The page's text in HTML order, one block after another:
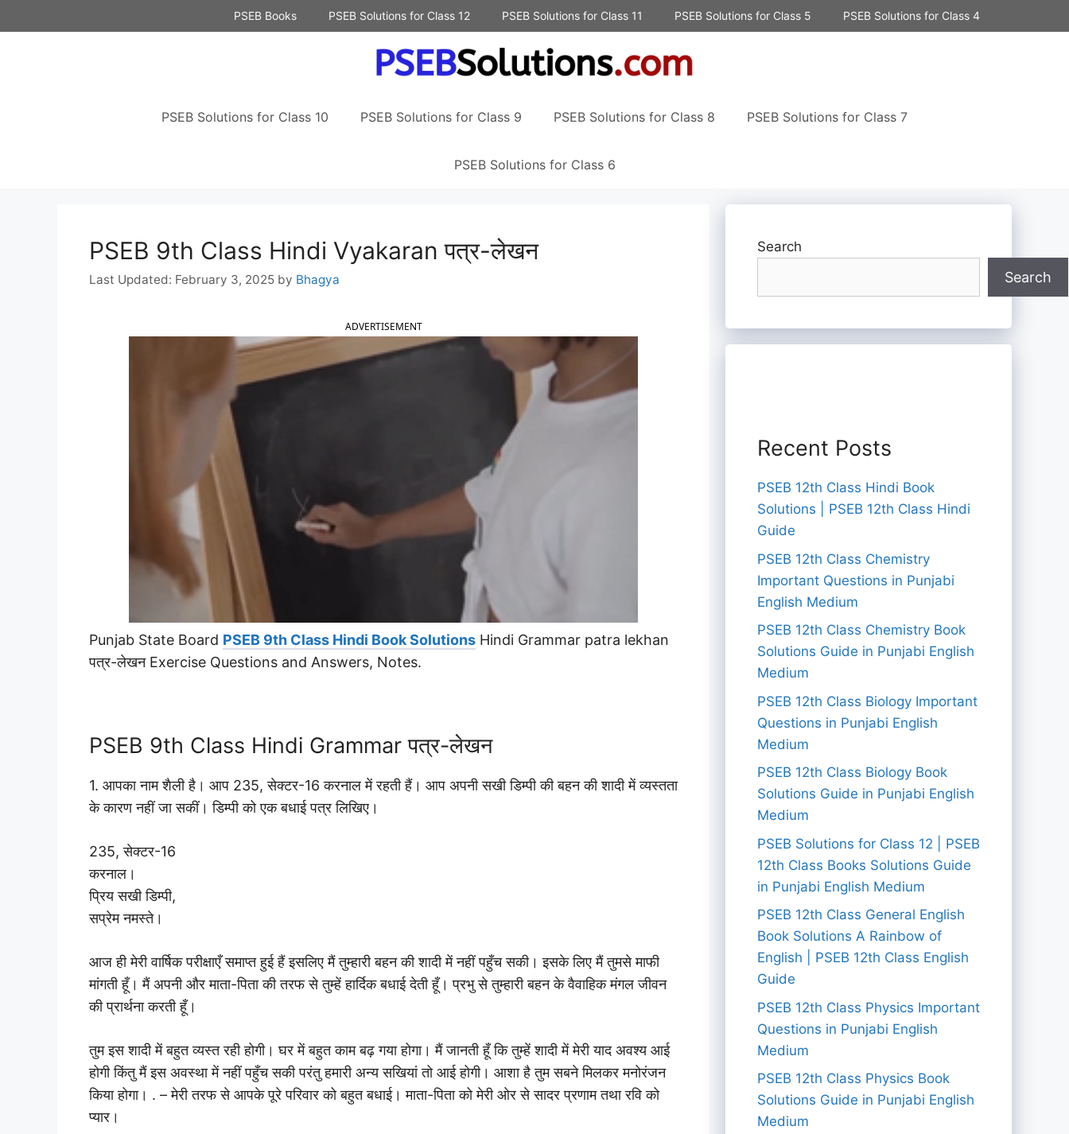
to
PSEB Books PSEB Solutions for Class 12 PSEB Solutions for Class 11 PSEB Solutions for Class 5 PSEB Solutions for Class 4
PSEB Solutions for Class 10 PSEB Solutions for Class 9 PSEB Solutions for Class 8 PSEB Solutions for Class 7
PSEB Solutions for Class 6
PSEB 9th Class Hindi Vyakaran पत्र-लेखन
February 3, 2025 by Bhagya
ADVERTISEMENT
Punjab State Board PSEB 9th Class Hindi Book Solutions Hindi Grammar patra lekhan
पत्र-लेखन Exercise Questions and Answers, Notes.
PSEB 9th Class Hindi Grammar पत्र-लेखन
1. आपका नाम शैली है। आप 235, सेक्टर-16 करनाल में रहती हैं। आप अपनी सखी डिम्पी की बहन की शादी में व्यस्तता
के कारण नहीं जा सकीं। डिम्पी को एक बधाई पत्र लिखिए।
235, सेक्टर-16
करनाल।
प्रिय सखी डिम्पी,
सप्रेम नमस्ते।
आज ही मेरी वार्षिक परीक्षाएँ समाप्त हुई हैं इसलिए मैं तुम्हारी बहन की शादी में नहीं पहुँच सकी। इसके लिए मैं तुमसे माफी
मांगती हूँ। मैं अपनी और माता-पिता की तरफ से तुम्हें हार्दिक बधाई देती हूँ। प्रभु से तुम्हारी बहन के वैवाहिक मंगल जीवन
की प्रार्थना करती हूँ।
तुम इस शादी में बहुत व्यस्त रही होगी। घर में बहुत काम बढ़ गया होगा। मैं जानती हूँ कि तुम्हें शादी में मेरी याद अवश्य आई
होगी किंतु मैं इस अवस्था में नहीं पहुँच सकी परंतु हमारी अन्य सखियां तो आई होगी। आशा है तुम सबने मिलकर मनोरंजन
किया होगा। . – मेरी तरफ से आपके पूरे परिवार को बहुत बधाई। माता-पिता को मेरी ओर से सादर प्रणाम तथा रवि को
प्यार।
Search
Search
Recent Posts
PSEB 12th Class Hindi Book
Solutions | PSEB 12th Class Hindi
Guide
PSEB 12th Class Chemistry
Important Questions in Punjabi
English Medium
PSEB 12th Class Chemistry Book
Solutions Guide in Punjabi English
Medium
PSEB 12th Class Biology Important
Questions in Punjabi English
Medium
PSEB 12th Class Biology Book
Solutions Guide in Punjabi English
Medium
PSEB Solutions for Class 12 | PSEB
12th Class Books Solutions Guide
in Punjabi English Medium
PSEB 12th Class General English
Book Solutions A Rainbow of
English | PSEB 12th Class English
Guide
PSEB 12th Class Physics Important
Questions in Punjabi English
Medium
PSEB 12th Class Physics Book
Solutions Guide in Punjabi English
Medium